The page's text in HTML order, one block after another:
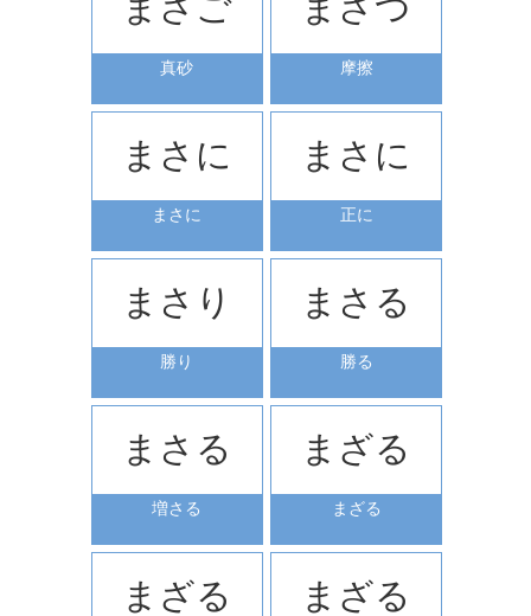
真砂 摩擦
まさに
まさに
まさに
正に
まさり
勝り
まさる
勝る
まさる
増さる
まざる
まざる
まざる まざる